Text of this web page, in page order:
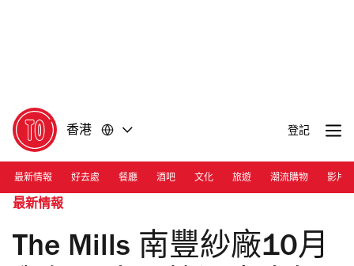
香港 登記
最新情報 好去處 餐廳 酒吧 文化 旅遊 潮流購物 影片
最新情報
The Mills 南豐紗廠10月